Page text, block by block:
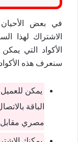
في بعض
الاشتراك لهذا
الأكواد التي
سنعرف هذه
الباقة
مصري مقابل